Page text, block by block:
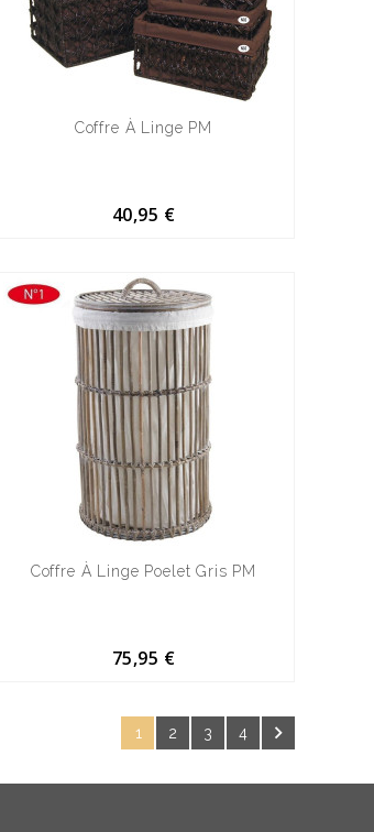
Coffre À Linge PM
40,95 €
Coffre À Linge Poelet Gris PM
75,95 €
1 2 3 4 